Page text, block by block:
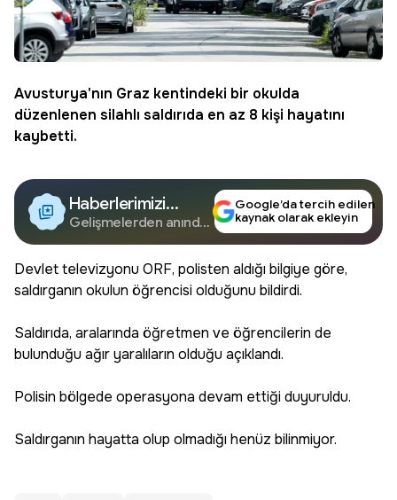
Avusturya'nın Graz kentindeki bir okulda
düzenlenen silahlı saldırıda en az 8 kişi hayatını
kaybetti.
Haberlerimizi
Google'da Takip
Edin
Gelişmelerden anında
Google’da tercih edilen
kaynak olarak ekleyin
Devlet televizyonu ORF, polisten aldığı bilgiye göre,
saldırganın okulun öğrencisi olduğunu bildirdi.
Saldırıda, aralarında öğretmen ve öğrencilerin de
bulunduğu ağır yaralıların olduğu açıklandı.
Polisin bölgede operasyona devam ettiği duyuruldu.
Saldırganın hayatta olup olmadığı henüz bilinmiyor.